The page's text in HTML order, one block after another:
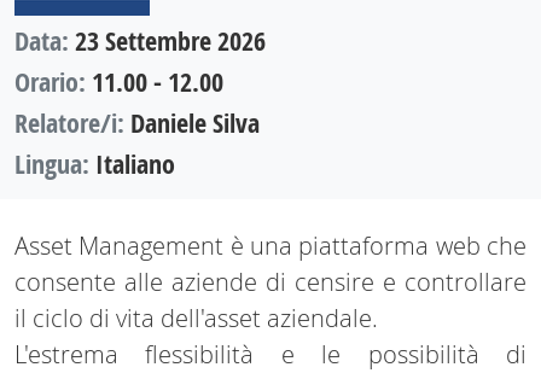
Data: 23 Settembre 2026
Orario: 11.00 - 12.00
Relatore/i: Daniele Silva
Lingua: Italiano
Asset Management è una piattaforma web che
consente alle aziende di censire e controllare
il ciclo di vita dell'asset aziendale.
L'estrema flessibilità e le possibilità di